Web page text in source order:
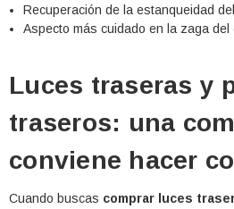
Recuperación de la estanqueidad
Aspecto más cuidado en la zaga del
Luces traseras y
traseros: una
conviene hacer
Cuando buscas comprar luces